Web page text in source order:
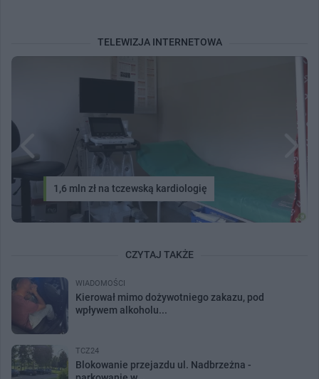
TELEWIZJA INTERNETOWA
1,6 mln zł na tczewską kardiologię
CZYTAJ TAKŻE
WIADOMOŚCI
Kierował mimo dożywotniego zakazu, pod
wpływem alkoholu...
TCZ24
Blokowanie przejazdu ul. Nadbrzeżna -